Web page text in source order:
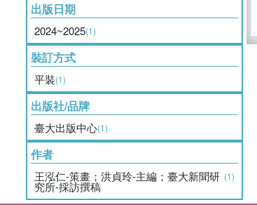
出版日期
2024~2025(1)
裝訂方式
平裝(1)
出版社/品牌
臺大出版中心(1)
作者
王泓仁-策畫；洪貞玲-主編；臺大新聞研
究所-採訪撰稿
(1)